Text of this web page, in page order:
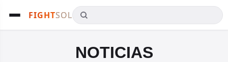
FIGHTSOL Buscar en Fightsol
NOTICIAS